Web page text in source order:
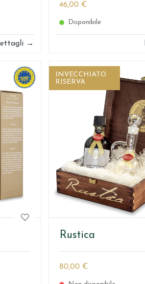
→
46,00 €
Disponibile
INVECCHIATO
RISERVA
Rustica
80,00 €